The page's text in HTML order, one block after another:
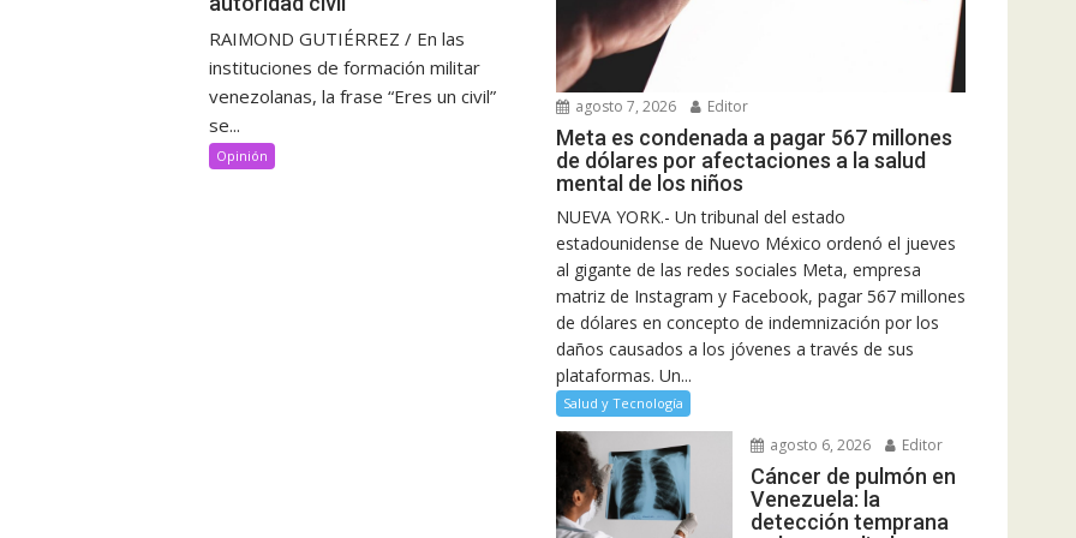
RAIMOND GUTIÉRREZ / En las
instituciones de formación militar
venezolanas, la frase “Eres un civil”
se...
Opinión
agosto 7, 2026 Editor
Meta es condenada a pagar 567 millones
de dólares por afectaciones a la salud
mental de los niños
NUEVA YORK.- Un tribunal del estado
estadounidense de Nuevo México ordenó el jueves
al gigante de las redes sociales Meta, empresa
matriz de Instagram y Facebook, pagar 567 millones
de dólares en concepto de indemnización por los
daños causados a los jóvenes a través de sus
plataformas. Un...
Salud y Tecnología
agosto 6, 2026 Editor
Cáncer de pulmón en
Venezuela: la
detección temprana